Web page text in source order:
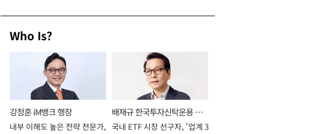
Who Is?
강정훈 iM뱅크 행장
내부 이해도 높은 전략 전문가,
배재규 한국투자신탁운용 대
표이사 사장
국내 ETF 시장 선구자, '업계 3